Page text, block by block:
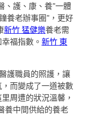
、護、康、養”一體
養老辦事圈”，更好
新竹 猛健樂養老需
福指數。新竹 東
護職員的照護，讓
而變成了一道被數
周遭的狀況溫馨，
養中間供給的養老